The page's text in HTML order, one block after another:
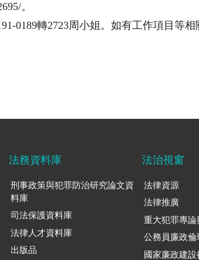
。
0189轉2723周小姐。如有工作項目等
法務資料庫
刑事政策與犯罪防治研究論文資
料庫
司法保護資料庫
法律人才資料庫
出版品
法治視窗
法律資源
法律推廣
重大犯罪專論
公務員廉政倫
國家廉政建